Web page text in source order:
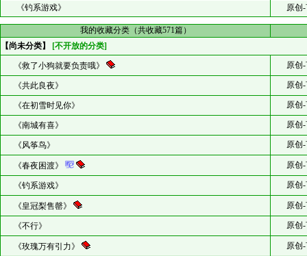
《钓系游戏》
原创
我的收藏分类（共收藏571篇）
【尚未分类】
[不开放的分类]
《救了小狗就要负责哦》 原创
《共此良夜》 原创
《在初雪时见你》 原创
《南城有喜》 原创
《风筝鸟》 原创
《春夜困渡》 原创
《钓系游戏》 原创
《皇冠梨售罄》 原创
《不行》 原创
《玫瑰万有引力》
原创